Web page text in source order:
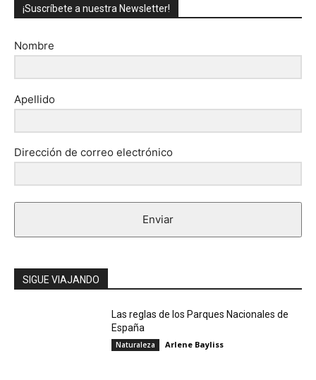
¡Suscríbete a nuestra Newsletter!
Nombre
Apellido
Dirección de correo electrónico
Enviar
SIGUE VIAJANDO
Las reglas de los Parques Nacionales de
España
Naturaleza Arlene Bayliss